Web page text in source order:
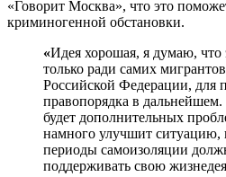
«Говорит Москва», что это
криминогенной обстановки.
«Идея хорошая, я думаю, что
только ради самих
Российской Федерации, для
правопорядка в
будет дополнительных
намного улучшит ситуацию,
периоды самоизоляции
поддерживать свою